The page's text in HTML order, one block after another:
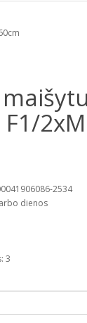
F1/
2534
dienos
3